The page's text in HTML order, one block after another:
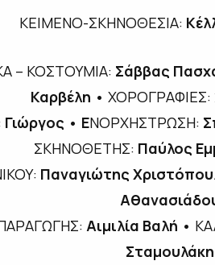
ΚΕΙΜΕΝΟ-ΣΚΗΝΟΘΕΣΙΑ:
– ΚΟΣΤΟΥΜΙΑ: Σάββας
Καρβέλη • ΧΟΡΟΓΡΑΦΙΕΣ:
Γιώργος • ΕΝΟΡΧΗΣΤΡΩΣΗ:
ΣΚΗΝΟΘΕΤΗΣ: Παύλος
Παναγιώτης
Αιμιλία Βαλή •
Σταμουλάκη